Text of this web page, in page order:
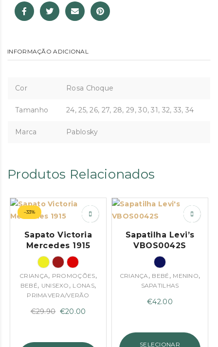
INFORMAÇÃO ADICIONAL
Cor Rosa Choque
Tamanho 24, 25, 26, 27, 28, 29, 30, 31, 32, 33, 34
Marca Pablosky
Produtos Relacionados
–33%
Sapato Victoria
Mercedes 1915
CRIANÇA, PROMOÇÕES,
BEBÉ, UNISEXO , LONAS,
PRIMAVERA/VERÃO
€29.90 O
€20.00
Sapatilha Levi’s
VBOS0042S
CRIANÇA, BEBÉ , MENINO,
SAPATILHAS
€42.00
SELECIONAR